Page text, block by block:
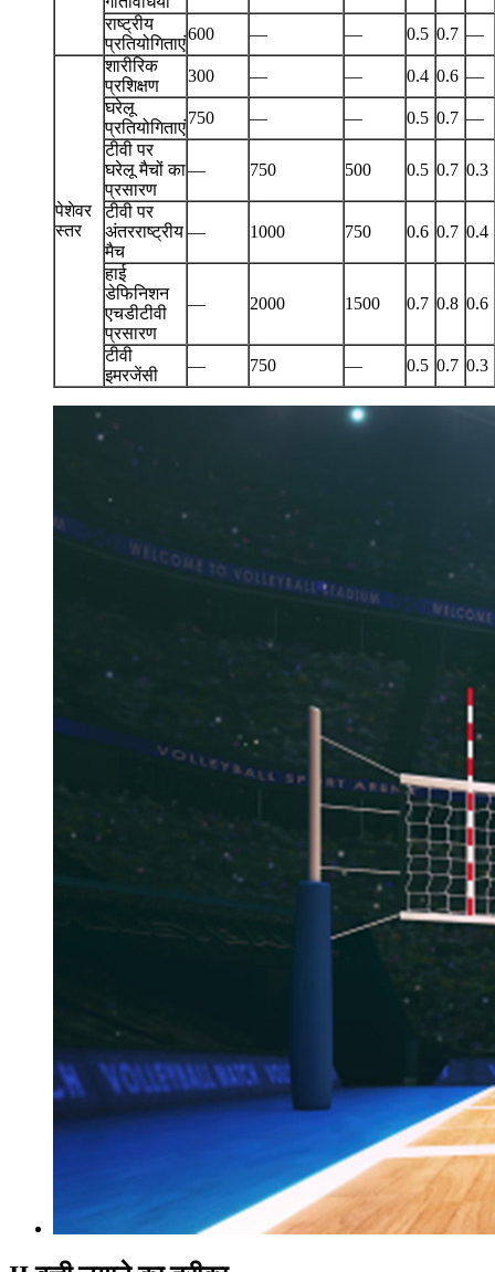
राष्ट्रीय
प्रतियोगिताएं
600 — — 0.5 0.7 —
पेशेवर
स्तर
शारीरिक
प्रशिक्षण
300 — — 0.4 0.6 —
घरेलू
प्रतियोगिताएं
750 — — 0.5 0.7 —
टीवी पर
घरेलू मैचों का
प्रसारण
— 750 500 0.5 0.7 0.3
टीवी पर
अंतरराष्ट्रीय
मैच
— 1000 750 0.6 0.7 0.4
हाई
डेफिनिशन
एचडीटीवी
प्रसारण
— 2000 1500 0.7 0.8 0.6
टीवी
इमरजेंसी
— 750 — 0.5 0.7 0.3